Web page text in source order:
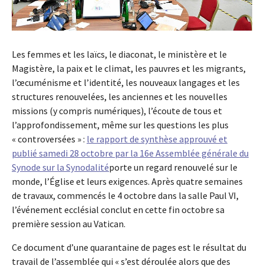
Les femmes et les laïcs, le diaconat, le ministère et le
Magistère, la paix et le climat, les pauvres et les migrants,
l’œcuménisme et l’identité, les nouveaux langages et les
structures renouvelées, les anciennes et les nouvelles
missions (y compris numériques), l’écoute de tous et
l’approfondissement, même sur les questions les plus
« controversées » : le rapport de synthèse approuvé et
publié samedi 28 octobre par la 16e Assemblée générale du
Synode sur la Synodalitéporte un regard renouvelé sur le
monde, l’Église et leurs exigences. Après quatre semaines
de travaux, commencés le 4 octobre dans la salle Paul VI,
l’événement ecclésial conclut en cette fin octobre sa
première session au Vatican.
Ce document d’une quarantaine de pages est le résultat du
travail de l’assemblée qui « s’est déroulée alors que des